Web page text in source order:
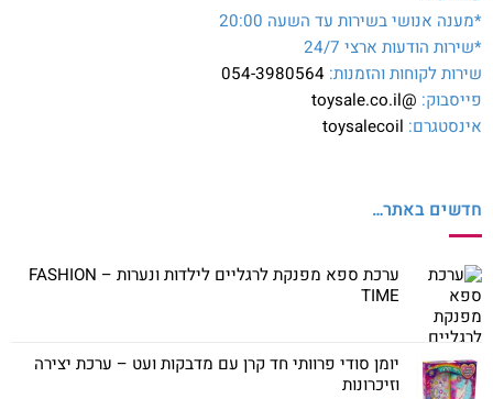
*מענה אנושי בשירות עד השעה 20:00
*שירות הודעות ארצי 24/7
שירות לקוחות והזמנות: 054-3980564
פייסבוק: @toysale.co.il
אינסטגרם: toysalecoil
חדשים באתר…
ערכת ספא מפנקת לרגליים לילדות ונערות – FASHION
TIME
יומן סודי פרוותי חד קרן עם מדבקות ועט – ערכת יצירה
וזיכרונות